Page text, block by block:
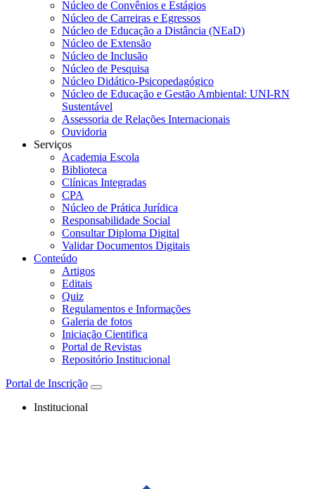
Núcleo de Convênios e Estágios
Núcleo de Carreiras e Egressos
Núcleo de Educação a Distância (NEaD)
Núcleo de Extensão
Núcleo de Inclusão
Núcleo de Pesquisa
Núcleo Didático-Psicopedagógico
Núcleo de Educação e Gestão Ambiental: UNI-RN
Sustentável
Assessoria de Relações Internacionais
Ouvidoria
Serviços
Academia Escola
Biblioteca
Clínicas Integradas
CPA
Núcleo de Prática Jurídica
Responsabilidade Social
Consultar Diploma Digital
Validar Documentos Digitais
Conteúdo
Artigos
Editais
Quiz
Regulamentos e Informações
Galeria de fotos
Iniciação Cientifica
Portal de Revistas
Repositório Institucional
Portal de Inscrição
Institucional